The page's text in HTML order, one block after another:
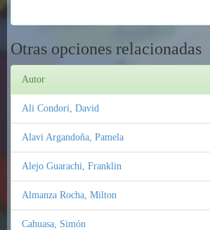
Otras opciones relacionadas
Autor
Ali Condori, David
Alavi Argandoña, Pamela
Alejo Guarachi, Franklin
Almanza Rocha, Milton
Cahuasa, Simón